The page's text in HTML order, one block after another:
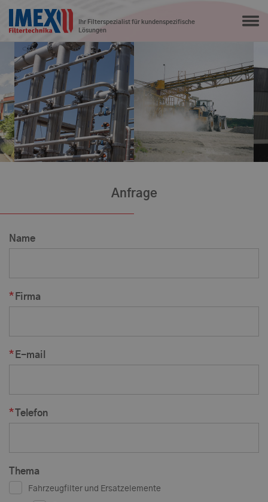
Ihr Filterspezialist für kundenspezifische
Lösungen
Anfrage
Name
Firma
E-mail
Telefon
Thema
Fahrzeugfilter und Ersatzelemente